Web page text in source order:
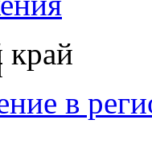
край
в